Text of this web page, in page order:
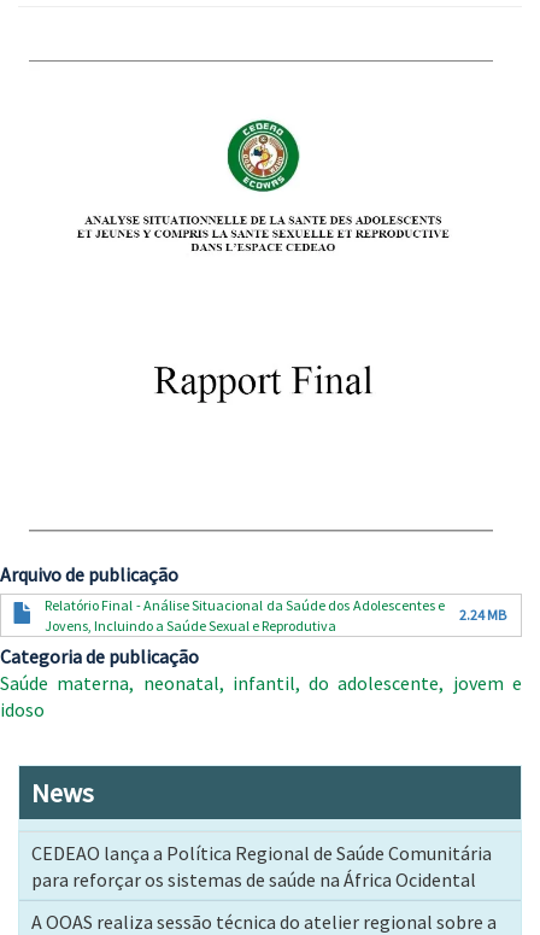
Arquivo de publicação
Documento
Relatório Final - Análise Situacional da Saúde dos Adolescentes e
Jovens, Incluindo a Saúde Sexual e Reprodutiva
2.24 MB
Categoria de publicação
Saúde materna, neonatal, infantil, do adolescente, jovem e
idoso
News
CEDEAO lança a Política Regional de Saúde Comunitária
para reforçar os sistemas de saúde na África Ocidental
A OOAS realiza sessão técnica do atelier regional sobre a